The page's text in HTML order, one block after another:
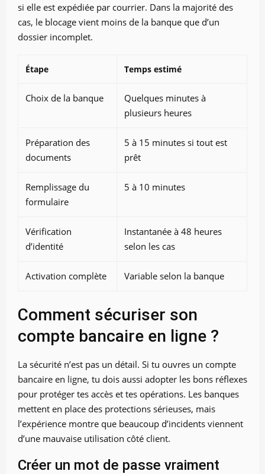
si elle est expédiée par courrier. Dans la majorité des
cas, le blocage vient moins de la banque que d’un
dossier incomplet.
Étape Temps estimé
Choix de la banque
Quelques minutes à
plusieurs heures
Préparation des
documents
5 à 15 minutes si tout est
prêt
Remplissage du
formulaire
5 à 10 minutes
Vérification
d’identité
Instantanée à 48 heures
selon les cas
Activation complète Variable selon la banque
Comment sécuriser son
compte bancaire en ligne ?
La sécurité n’est pas un détail. Si tu ouvres un compte
bancaire en ligne, tu dois aussi adopter les bons réflexes
pour protéger tes accès et tes opérations. Les banques
mettent en place des protections sérieuses, mais
l’expérience montre que beaucoup d’incidents viennent
d’une mauvaise utilisation côté client.
Créer un mot de passe vraiment